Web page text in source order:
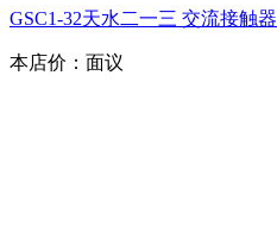
GSC1-32天水二一三 交流接触器
本店价： 面议